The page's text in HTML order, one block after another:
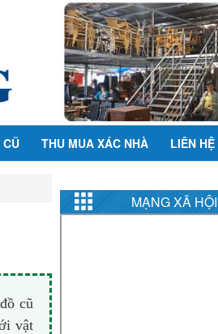
THU MUA XÁC NHÀ LIÊN HỆ
MẠNG XÃ HỘI
cũ
vật